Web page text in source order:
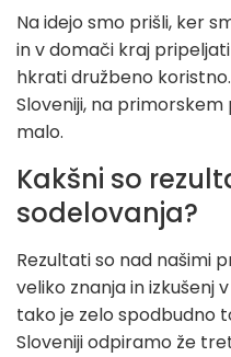
Na idejo smo prišli, ker
in v domači kraj
hkrati družbeno
Sloveniji, na
malo.
Kakšni so
sodelovanja?
Rezultati so nad našimi
veliko znanja in izkušenj
tako je zelo spodbudno
Sloveniji odpiramo že